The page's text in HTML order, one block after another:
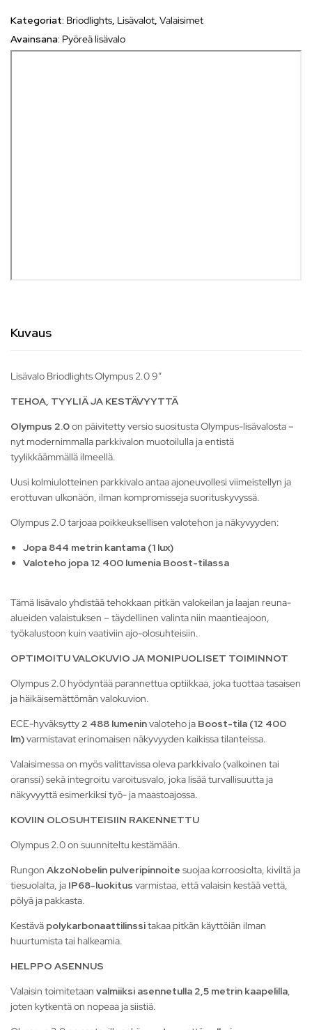
Kategoriat: Briodlights, Lisävalot, Valaisimet
Avainsana: Pyöreä lisävalo
Kuvaus
Lisävalo Briodlights Olympus 2.0 9″
TEHOA, TYYLIÄ JA KESTÄVYYTTÄ
Olympus 2.0on päivitetty versio suositusta Olympus-lisävalosta –
nyt modernimmalla parkkivalon muotoilulla ja entistä
tyylikkäämmällä ilmeellä.
Uusi kolmiulotteinen parkkivalo antaa ajoneuvollesi viimeistellyn ja
erottuvan ulkonäön, ilman kompromisseja suorituskyvyssä.
Olympus 2.0 tarjoaa poikkeuksellisen valotehon ja näkyvyyden:
Jopa 844 metrin kantama (1 lux)
Valoteho jopa 12 400 lumenia Boost-tilassa
Tämä lisävalo yhdistää tehokkaan pitkän valokeilan ja laajan reuna-
alueiden valaistuksen – täydellinen valinta niin maantieajoon,
työkalustoon kuin vaativiin ajo-olosuhteisiin.
OPTIMOITU VALOKUVIO JA MONIPUOLISET TOIMINNOT
Olympus 2.0 hyödyntää parannettua optiikkaa, joka tuottaa tasaisen
ja häikäisemättömän valokuvion.
ECE-hyväksytty 2 488 lumeninvaloteho ja Boost-tila (12 400
lm)varmistavat erinomaisen näkyvyyden kaikissa tilanteissa.
Valaisimessa on myös valittavissa oleva parkkivalo (valkoinen tai
oranssi) sekä integroitu varoitusvalo, joka lisää turvallisuutta ja
näkyvyyttä esimerkiksi työ- ja maastoajossa.
KOVIIN OLOSUHTEISIIN RAKENNETTU
Olympus 2.0 on suunniteltu kestämään.
Rungon AkzoNobelin pulveripinnoite suojaa korroosiolta, kiviltä ja
tiesuolalta, ja IP68-luokitus varmistaa, että valaisin kestää vettä,
pölyä ja pakkasta.
Kestävä polykarbonaattilinssitakaa pitkän käyttöiän ilman
huurtumista tai halkeamia.
HELPPO ASENNUS
Valaisin toimitetaan valmiiksi asennetulla 2,5 metrin kaapelilla,
joten kytkentä on nopeaa ja siistiä.